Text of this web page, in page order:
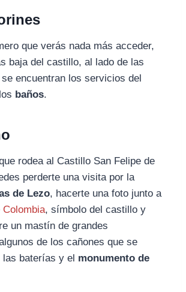
que verás nada más acceder,
baja del castillo, al lado de las
encuentran los servicios del
baños.
rodea al Castillo San Felipe de
perderte una visita por la
de Lezo, hacerte una foto junto a
Colombia, símbolo del castillo y
un mastín de grandes
de los cañones que se
las baterías y el monumento de